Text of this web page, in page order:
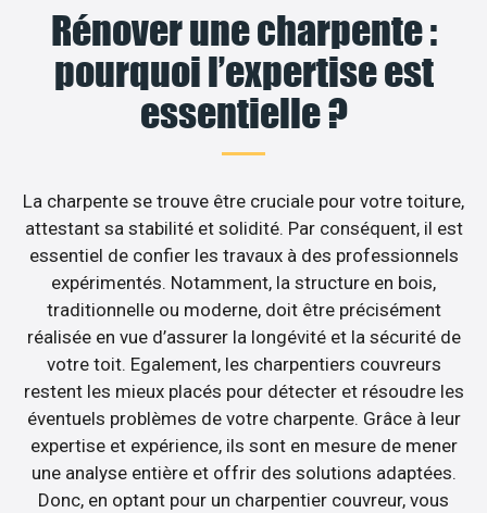
Rénover une charpente :
pourquoi l’expertise est
essentielle ?
La charpente se trouve être cruciale pour votre toiture,
attestant sa stabilité et solidité. Par conséquent, il est
essentiel de confier les travaux à des professionnels
expérimentés. Notamment, la structure en bois,
traditionnelle ou moderne, doit être précisément
réalisée en vue d’assurer la longévité et la sécurité de
votre toit. Egalement, les charpentiers couvreurs
restent les mieux placés pour détecter et résoudre les
éventuels problèmes de votre charpente. Grâce à leur
expertise et expérience, ils sont en mesure de mener
une analyse entière et offrir des solutions adaptées.
Donc, en optant pour un charpentier couvreur, vous